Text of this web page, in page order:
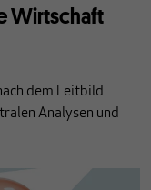
Wirtschaft
dem Leitbild
Analysen und